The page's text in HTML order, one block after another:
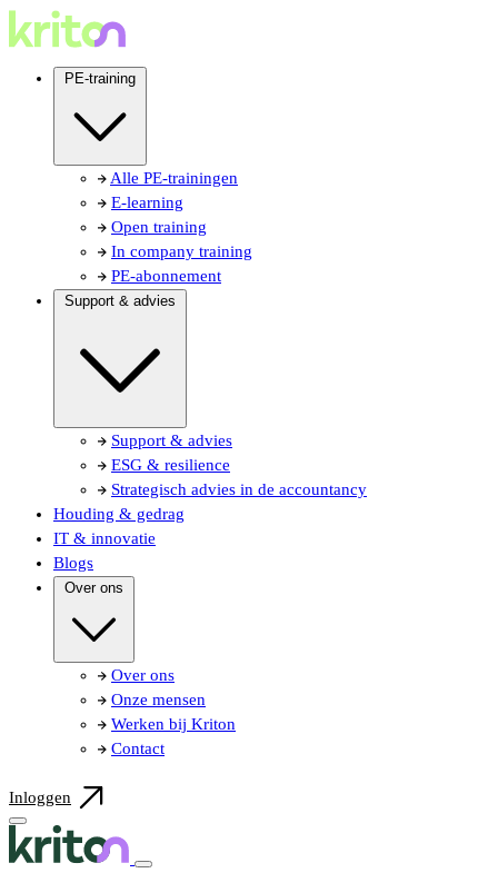
PE-training
Alle PE-trainingen
E-learning
Open training
In company training
PE-abonnement
Support & advies
Support & advies
ESG & resilience
Strategisch advies in de accountancy
Houding & gedrag
IT & innovatie
Blogs
Over ons
Over ons
Onze mensen
Werken bij Kriton
Contact
Inloggen